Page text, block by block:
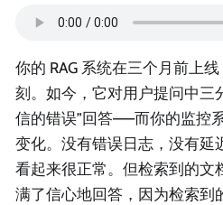
你的 RAG 系统在三个月前上
刻。如今，它对用户提问中三
信的错误”回答——而你的监控
变化。没有错误日志，没有延
看起来很正常。但检索到的文
满了信心地回答，因为检索到